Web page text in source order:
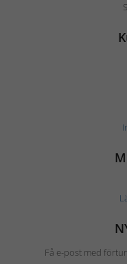
Få e-post med